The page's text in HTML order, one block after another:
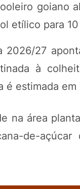
goiano
etílico para
2026/27
à
estimada
na área
de-